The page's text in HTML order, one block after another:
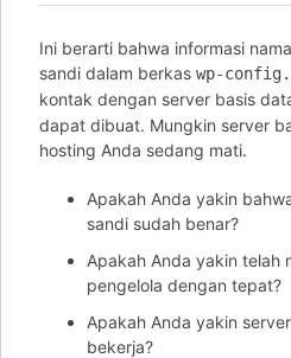
Ini berarti bahwa informasi
sandi dalam berkas wp-
kontak dengan server basis
dapat dibuat. Mungkin server
hosting Anda sedang mati.
Apakah Anda yakin
sandi sudah benar?
Apakah Anda yakin telah
pengelola dengan tepat?
Apakah Anda yakin
bekerja?